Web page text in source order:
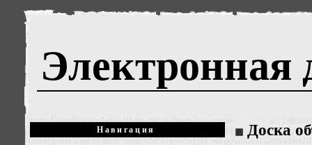
Электронная
Навигация Доска